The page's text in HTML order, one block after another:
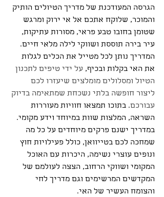
הגרסה המעודכנת של מדריך הטיולים הותיק
והמוכר, שלוקח אתכם אל אי ירוק ומרגש
שטומן בחובו טבע פראי, מסורות עתיקות,
עיר בירה תוססת ושווקי לילה מלאי חיים.
המדריך נותן לכל מטייל את הכלים לגלות
את האי בקלות ובכיף, על ידי טיפים לתכנון
הטיול ומסלולים מומלצים שיעזרו לכם
ליצור חופשה בלתי נשכחת שמתאימה בדיוק
עבורכם. בתוכו תמצאו חוויות מעוררות
השראה, המלצות שוות במיוחד וידע מקומי.
במדריך ישנם פרקים מיוחדים על כל מה
שמחכה לכם בטייוואן, כולל פעילויות חוץ
ונופים עוצרי נשימה, היכרות עם האוכל
המקומי ושווקי הרחוב, הצצה לעולמם של
המקדשים המרשימים וגם מדריך לחי
והצומח העשיר של האי.